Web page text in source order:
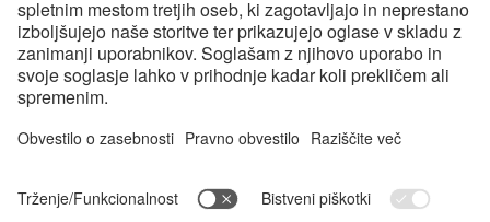
Apple, logotip Apple in Apple Watch so blagovne znamke družbe Apple
Inc. Google Play in logotip Google Play sta blagovni znamki družbe
Google LLC.